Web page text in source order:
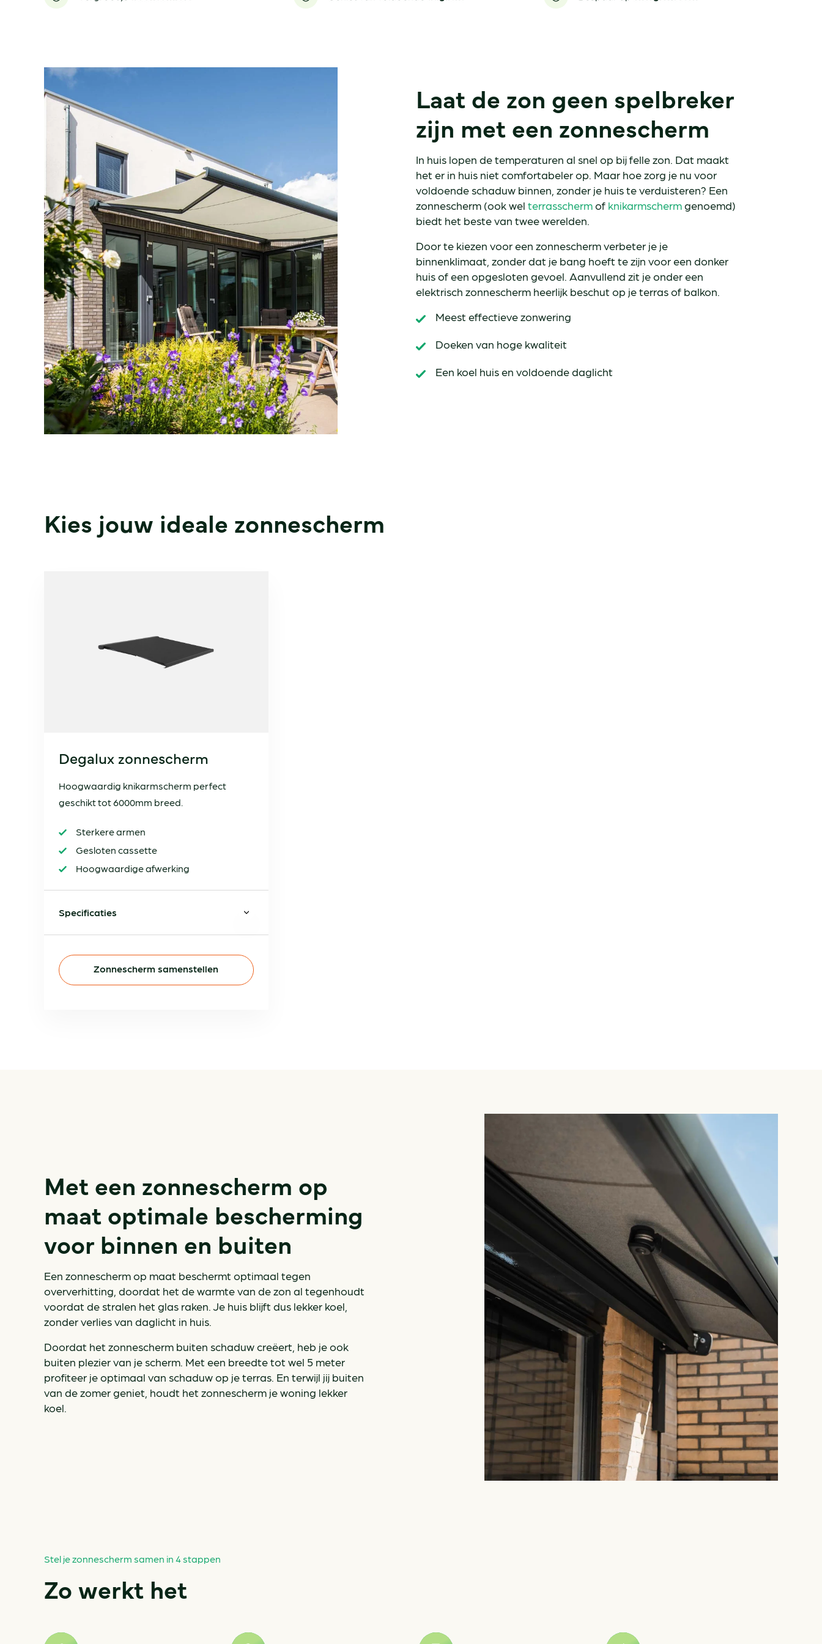
Laat de zon geen spelbreker
zijn met een zonnescherm
In huis lopen de temperaturen al snel op bij felle zon. Dat maakt
het er in huis niet comfortabeler op. Maar hoe zorg je nu voor
voldoende schaduw binnen, zonder je huis te verduisteren? Een
zonnescherm (ook wel terrasschermof knikarmschermgenoemd)
biedt het beste van twee werelden.
Door te kiezen voor een zonnescherm verbeter je je
binnenklimaat, zonder dat je bang hoeft te zijn voor een donker
huis of een opgesloten gevoel. Aanvullend zit je onder een
elektrisch zonnescherm heerlijk beschut op je terras of balkon.
Meest effectieve zonwering
Doeken van hoge kwaliteit
Een koel huis en voldoende daglicht
Kies jouw ideale zonnescherm
Degalux zonnescherm
Hoogwaardig knikarmscherm perfect
geschikt tot 6000mm breed.
Sterkere armen
Gesloten cassette
Hoogwaardige afwerking
Specificaties
Zonnescherm samenstellen
Met een zonnescherm op
maat optimale bescherming
voor binnen en buiten
Een zonnescherm op maat beschermt optimaal tegen
oververhitting, doordat het de warmte van de zon al tegenhoudt
voordat de stralen het glas raken. Je huis blijft dus lekker koel,
zonder verlies van daglicht in huis.
Doordat het zonnescherm buiten schaduw creëert, heb je ook
buiten plezier van je scherm. Met een breedte tot wel 5 meter
profiteer je optimaal van schaduw op je terras. En terwijl jij buiten
van de zomer geniet, houdt het zonnescherm je woning lekker
koel.
Stel je zonnescherm samen in 4 stappen
Zo werkt het